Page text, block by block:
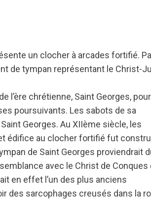
un clocher à arcades fortifié.
de tympan représentant le Christ-
l’ère chrétienne, Saint Georges,
poursuivants. Les sabots de sa
Georges. Au XIIème siècle, les
édifice au clocher fortifié fut
de Saint Georges proviendrait
avec le Christ de Conques
en effet l’un des plus anciens
des sarcophages creusés dans la